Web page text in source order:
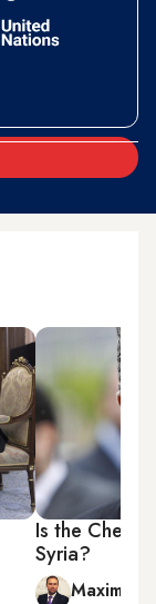
Is the
Syria?
Maxim A.